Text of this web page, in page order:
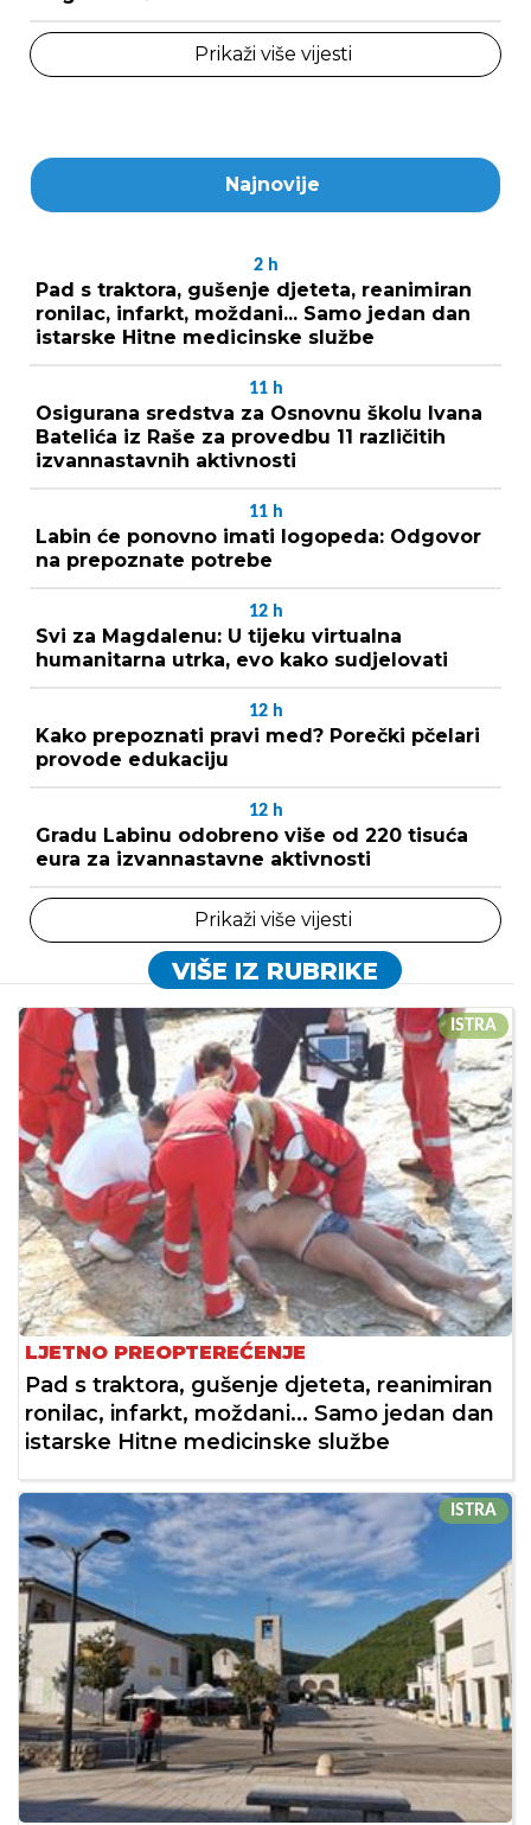
Prikaži više vijesti
Najnovije
2 h
Pad s traktora, gušenje djeteta, reanimiran
ronilac, infarkt, moždani... Samo jedan dan
istarske Hitne medicinske službe
11 h
Osigurana sredstva za Osnovnu školu Ivana
Batelića iz Raše za provedbu 11 različitih
izvannastavnih aktivnosti
11 h
Labin će ponovno imati logopeda: Odgovor
na prepoznate potrebe
12 h
Svi za Magdalenu: U tijeku virtualna
humanitarna utrka, evo kako sudjelovati
12 h
Kako prepoznati pravi med? Porečki pčelari
provode edukaciju
12 h
Gradu Labinu odobreno više od 220 tisuća
eura za izvannastavne aktivnosti
Prikaži više vijesti
VIŠE IZ RUBRIKE
ISTRA
LJETNO PREOPTEREĆENJE
Pad s traktora, gušenje djeteta, reanimiran
ronilac, infarkt, moždani... Samo jedan dan
istarske Hitne medicinske službe
ISTRA